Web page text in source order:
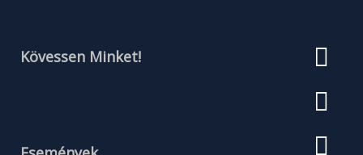
Kövessen Minket!